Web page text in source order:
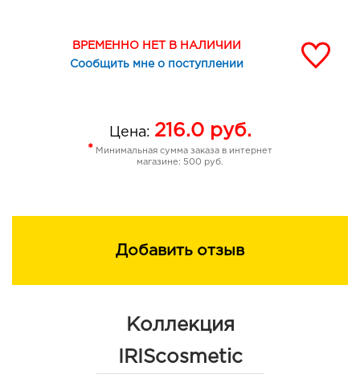
После чего промыть водой.
ВРЕМЕННО НЕТ В НАЛИЧИИ
Сообщить мне о поступлении
Цена: 216.0руб.
* Минимальная сумма заказа в интернет
магазине: 500 руб.
Добавить отзыв
Коллекция
IRIScosmetic